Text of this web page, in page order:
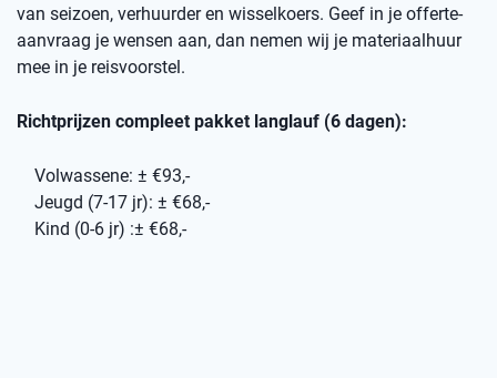
van seizoen, verhuurder en wisselkoers. Geef in je offerte-
aanvraag je wensen aan, dan nemen wij je materiaalhuur
mee in je reisvoorstel.
Richtprijzen compleet pakket langlauf (6 dagen):
Volwassene: ± €93,-
Jeugd (7-17 jr): ± €68,-
Kind (0-6 jr) :± €68,-